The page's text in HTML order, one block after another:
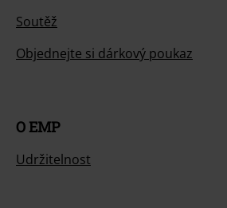
Soutěž
Objednejte si dárkový poukaz
O EMP
Udržitelnost